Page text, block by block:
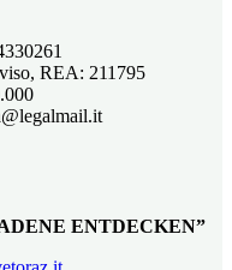
REA: 211795
ENTDECKEN”